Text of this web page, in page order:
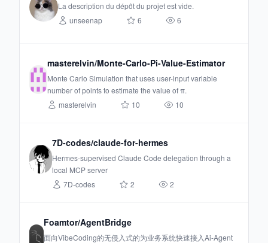
La description du dépôt du projet est vide.
unseenap
6 6
masterelvin/Monte-Carlo-Pi-Value-Estimator
Monte Carlo Simulation that uses user-input variable
number of points to estimate the value of π.
masterelvin
10 10
7D-codes/claude-for-hermes
Hermes-supervised Claude Code delegation through a
local MCP server
7D-codes
2 2
Foamtor/AgentBridge
面向VibeCoding的无侵入式的为业务系统快速接入Ai-Agent